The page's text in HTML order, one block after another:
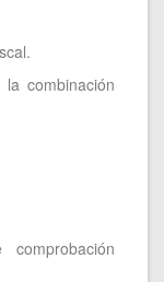
combinación